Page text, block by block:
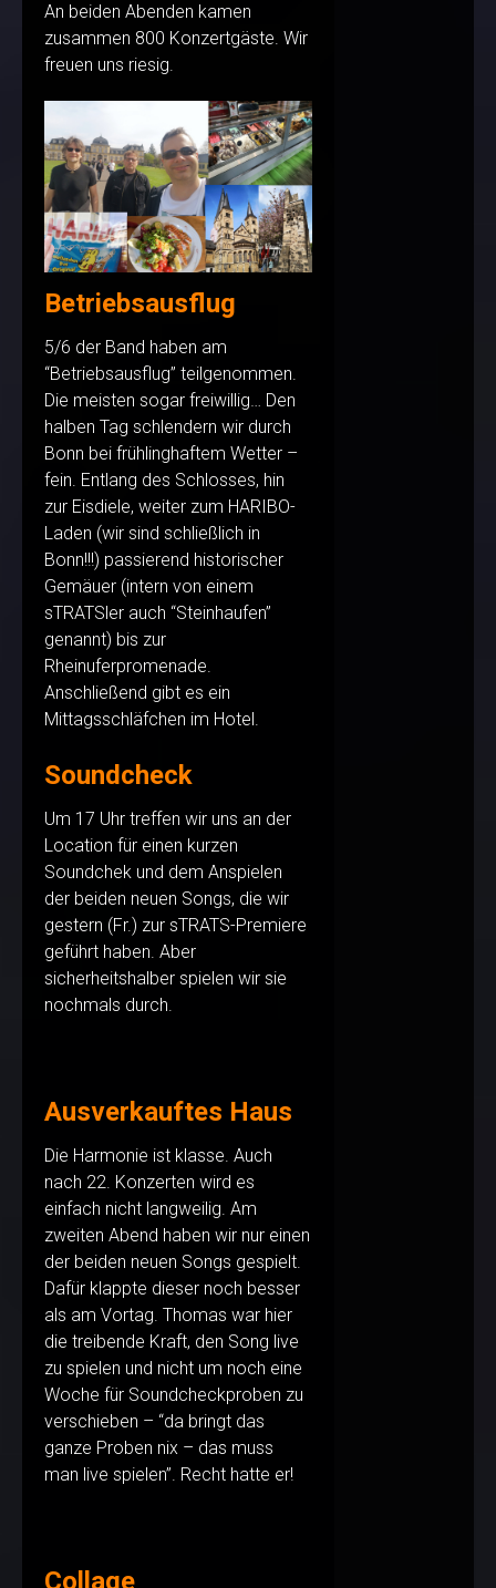
An beiden Abenden kamen
zusammen 800 Konzertgäste. Wir
freuen uns riesig.
Betriebsausflug
5/6 der Band haben am
“Betriebsausflug” teilgenommen.
Die meisten sogar freiwillig… Den
halben Tag schlendern wir durch
Bonn bei frühlinghaftem Wetter –
fein. Entlang des Schlosses, hin
zur Eisdiele, weiter zum HARIBO-
Laden (wir sind schließlich in
Bonn!!!) passierend historischer
Gemäuer (intern von einem
sTRATSler auch “Steinhaufen”
genannt) bis zur
Rheinuferpromenade.
Anschließend gibt es ein
Mittagsschläfchen im Hotel.
Soundcheck
Um 17 Uhr treffen wir uns an der
Location für einen kurzen
Soundchek und dem Anspielen
der beiden neuen Songs, die wir
gestern (Fr.) zur sTRATS-Premiere
geführt haben. Aber
sicherheitshalber spielen wir sie
nochmals durch.
Ausverkauftes Haus
Die Harmonie ist klasse. Auch
nach 22. Konzerten wird es
einfach nicht langweilig. Am
zweiten Abend haben wir nur einen
der beiden neuen Songs gespielt.
Dafür klappte dieser noch besser
als am Vortag. Thomas war hier
die treibende Kraft, den Song live
zu spielen und nicht um noch eine
Woche für Soundcheckproben zu
verschieben – “da bringt das
ganze Proben nix – das muss
man live spielen”. Recht hatte er!
Collage